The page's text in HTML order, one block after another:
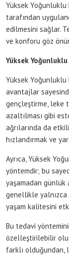
Yüksek Yoğunluklu
tarafından
edilmesini sağlar.
ve konforu göz
Yüksek
Yüksek Yoğunluklu
avantajlar
gençleştirme, leke
azaltılması gibi
ağrılarında da
hızlandırmak ve
Ayrıca, Yüksek
yöntemdir; bu
yaşamadan günlük
genellikle yalnızca
yaşam kalitesini
Bu tedavi
özelleştirilebilir
farklı olduğundan,